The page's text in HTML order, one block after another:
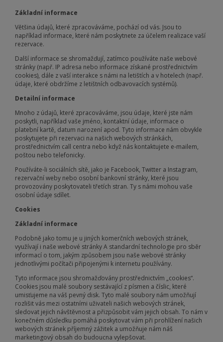
Základní informace
Většina údajů, které zpracováváme, pochází od vás. Jsou to
například informace, které nám poskytnete za účelem realizace vaší
rezervace.
Další informace se shromažďují, zatímco používáte naše webové
stránky (např. IP adresa nebo informace získané prostřednictvím
cookies), dále z vaší interakce s námi na letištích a v hotelech (např.
údaje, které obdržíme z letištních odbavovacích systémů).
Detailní informace
Mnoho z údajů, které zpracováváme, jsou údaje, které jste nám
poskytli, například vaše jméno, kontaktní údaje, informace o
platební kartě, datum narození apod. Tyto informace nám obvykle
poskytujete při rezervaci na našich webových stránkách,
prostřednictvím call centra nebo když nás kontaktujete e-mailem,
poštou nebo telefonicky.
Používáte-li sociálních sítě, jako je Facebook, Twitter a Instagram,
rezervační weby nebo osobní bankovní stránky, které jsou
provozovány poskytovateli třetích stran. Ty s námi mohou vaše
osobní údaje sdílet.
Cookies
Základní informace
Podobně jako tomu je u jiných komerčních webových stránek,
využívají i naše webové stránky A standardní technologie pro sběr
informací o tom, jakým způsobem jsou naše webové stránky
jednotlivými počítači připojenými k internetu používány.
Tyto informace jsou shromažďovány prostřednictvím „cookies“.
Cookies jsou malé soubory sestávající z písmen a číslic, které
umisťujeme na váš pevný disk. Tyto malé soubory nám umožňují
rozlišit vás mezi ostatními uživateli našich webových stránek,
sledovat jejich návštěvnost a přizpůsobit vám jejich obsah. To nám v
konečném důsledku pomáhá poskytovat vám při prohlížení našich
webových stránek příjemný zážitek a umožňuje nám náš
marketingový obsah do budoucna vylepšovat.